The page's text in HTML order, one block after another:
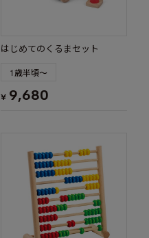
はじめてのくるまセット
1歳半頃～
¥ 9,680